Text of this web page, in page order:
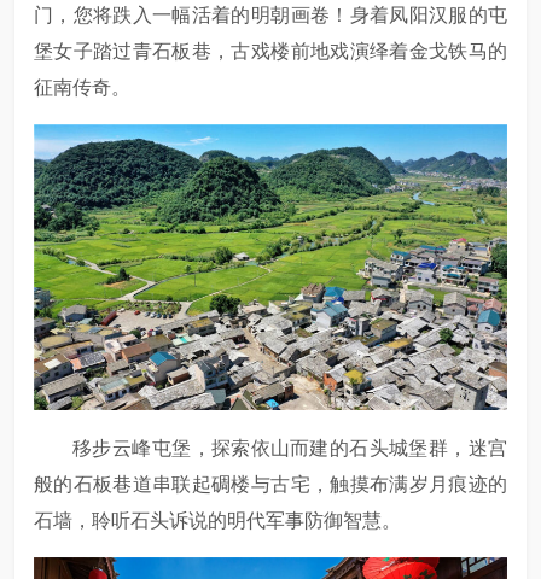
门，您将跌入一幅活着的明朝画卷！身着凤阳汉服的屯
堡女子踏过青石板巷，古戏楼前地戏演绎着金戈铁马的
征南传奇。
移步‌云峰屯堡‌，探索依山而建的‌石头城堡群‌，迷宫
般的石板巷道串联起碉楼与古宅，触摸布满岁月痕迹的
石墙，聆听石头诉说的‌明代军事防御智慧‌。